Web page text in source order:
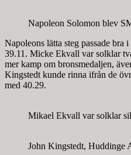
Napoleon Solomon blev
Napoleons lätta steg passade bra
39.11. Micke Ekvall var solklar
mer kamp om bronsmedaljen,
Kingstedt kunde rinna ifrån de
med 40.29.
Mikael Ekvall var solklar
John Kingstedt, Huddinge